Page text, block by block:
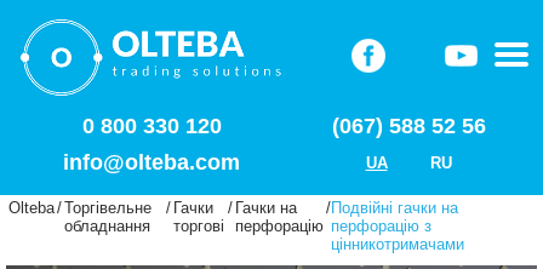
0 800 330 120
(067) 588 52 56
info@olteba.com
UA RU
Olteba/Торгівельне
обладнання
/ Гачки
торгові
/ Гачки на
перфорацію
/Подвійні гачки на
перфорацію з
цінникотримачами